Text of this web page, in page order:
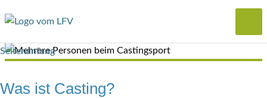
Seitenanfang
Was ist Casting?